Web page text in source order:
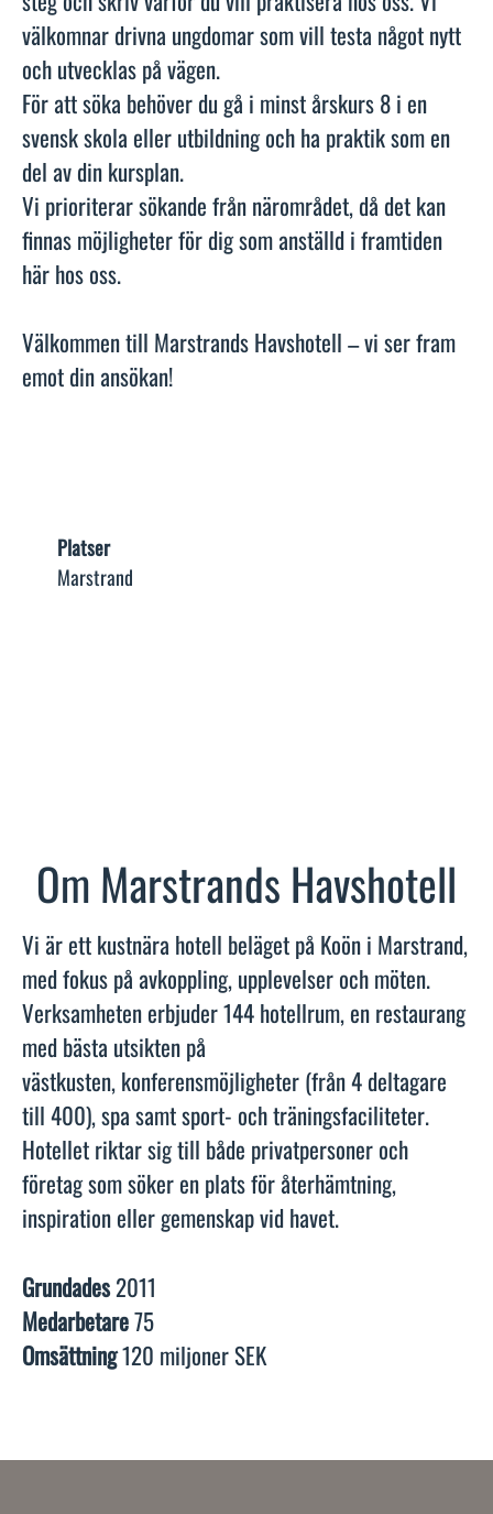
välkomnar drivna ungdomar som vill testa något nytt
och utvecklas på vägen.
För att söka behöver du gå i minst årskurs 8 i en
svensk skola eller utbildning och ha praktik som en
del av din kursplan.
Vi prioriterar sökande från närområdet, då det kan
finnas möjligheter för dig som anställd i framtiden
här hos oss.
Välkommen till Marstrands Havshotell – vi ser fram
emot din ansökan!
Platser
Marstrand
Om Marstrands Havshotell
Vi är ett kustnära hotell beläget på Koön i Marstrand,
med fokus på avkoppling, upplevelser och möten.
Verksamheten erbjuder 144 hotellrum, en restaurang
med bästa utsikten på
västkusten, konferensmöjligheter (från 4 deltagare
till 400), spa samt sport- och träningsfaciliteter.
Hotellet riktar sig till både privatpersoner och
företag som söker en plats för återhämtning,
inspiration eller gemenskap vid havet.
Grundades2011
Medarbetare75
Omsättning120 miljoner SEK